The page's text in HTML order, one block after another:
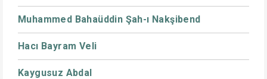
Muhammed Bahaüddin Şah-ı Nakşibend
Hacı Bayram Veli
Kaygusuz Abdal